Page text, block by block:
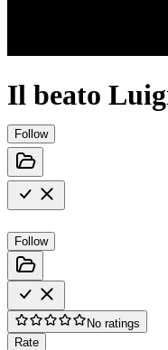
Il beato
Follow
Follow
No ratings
Rate